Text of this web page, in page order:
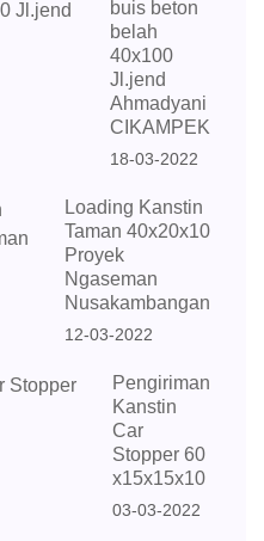
buis beton
belah
40x100
Jl.jend
Ahmadyani
CIKAMPEK
18-03-2022
Loading Kanstin
Taman 40x20x10
Proyek
Ngaseman
Nusakambangan
12-03-2022
Pengiriman
Kanstin
Car
Stopper 60
x15x15x10
03-03-2022